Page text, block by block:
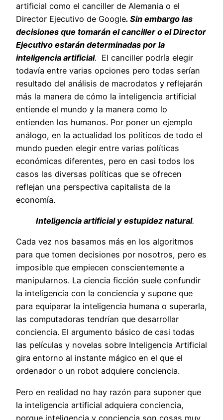
artificial como el canciller de Alemania o el
Director Ejecutivo de Google. Sin embargo las
decisiones que tomarán el canciller o el Director
Ejecutivo estarán determinadas por la
inteligencia artificial. El canciller podría elegir
todavía entre varias opciones pero todas serían
resultado del análisis de macrodatos y reflejarán
más la manera de cómo la inteligencia artificial
entiende el mundo y la manera como lo
entienden los humanos. Por poner un ejemplo
análogo, en la actualidad los políticos de todo el
mundo pueden elegir entre varias políticas
económicas diferentes, pero en casi todos los
casos las diversas políticas que se ofrecen
reflejan una perspectiva capitalista de la
economía.
Inteligencia artificial y estupidez natural.
Cada vez nos basamos más en los algoritmos
para que tomen decisiones por nosotros, pero es
imposible que empiecen conscientemente a
manipularnos. La ciencia ficción suele confundir
la inteligencia con la conciencia y supone que
para equiparar la inteligencia humana o superarla,
las computadoras tendrían que desarrollar
conciencia. El argumento básico de casi todas
las películas y novelas sobre Inteligencia Artificial
gira entorno al instante mágico en el que el
ordenador o un robot adquiere conciencia.
Pero en realidad no hay razón para suponer que
la inteligencia artificial adquiera conciencia,
porque inteligencia y conciencia son cosas muy